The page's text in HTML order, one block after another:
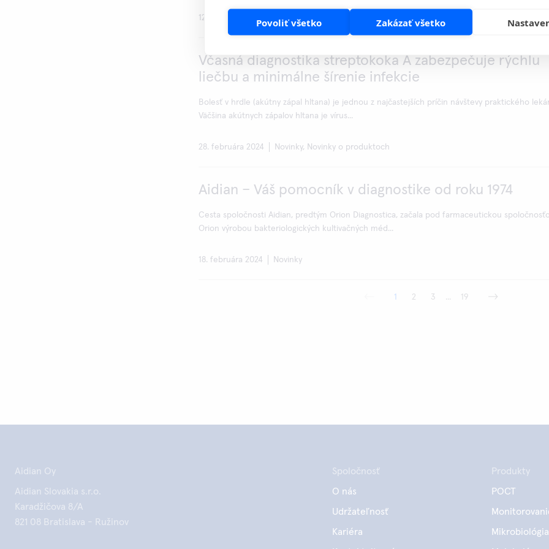
Povoliť všetko Zakázať všetko
12. novembra 2024 Novinky, Novinky o produktoch
Včasná diagnostika streptokoka A zabezpečuje rýchlu
liečbu a minimálne šírenie infekcie
Bolesť v hrdle (akútny zápal hltana) je jednou z najčastejších príčin návštevy praktického
Väčšina akútnych zápalov hltana je vírus...
28. februára 2024 Novinky, Novinky o produktoch
Aidian – Váš pomocník v diagnostike od roku 1974
Cesta spoločnosti Aidian, predtým Orion Diagnostica, začala pod farmaceutickou
Orion výrobou bakteriologických kultivačných méd...
18. februára 2024 Novinky
1 2 3 ... 19
Aidian Oy
Aidian Slovakia s.r.o.
Karadžičova 8/A
821 08 Bratislava - Ružinov
Spoločnosť
O nás
Udržateľnosť
Kariéra
Produkty
POCT
Mikrobiológia